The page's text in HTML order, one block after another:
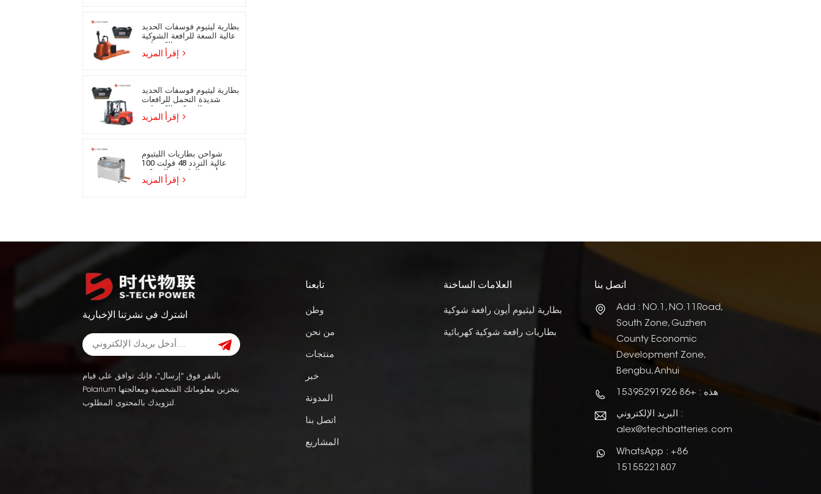
بطارية ليثيوم فوسفات الحديد
عالية السعة للرافعة الشوكية
بطارية ليثيوم فوسفات الحديد
شديدة التحمل للرافعات
شواحن بطاريات الليثيوم
عالية التردد 48 فولت 100
أمبير للرافعات الشوكية
اشترك في نشرتنا الإخبارية
بالنقر فوق "إرسال"، فإنك توافق على قيام
Polarium بتخزين معلوماتك الشخصية ومعالجتها
لتزويدك بالمحتوى المطلوب.
تابعنا
وطن
من نحن
منتجات
خبر
المدونة
اتصل بنا
المشاريع
العلامات الساخنة
بطارية ليثيوم أيون رافعة شوكية
بطاريات رافعة شوكية كهربائية
اتصل بنا
Add : NO.1, NO.11Road,
South Zone, Guzhen
County Economic
Development Zone,
Bengbu, Anhui
هذه : +86 15395291926
البريد الإلكتروني :
alex@stechbatteries.com
WhatsApp : +86
15155221807